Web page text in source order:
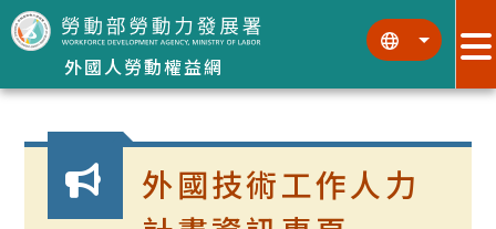
跳到主要內容區塊
外國人勞動權益網
::: :::
:::
外國技術工作人力